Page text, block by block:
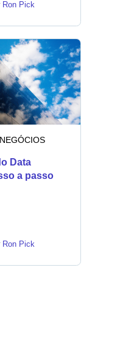
Ron Pick
NEGÓCIOS
Data
a passo
Ron Pick